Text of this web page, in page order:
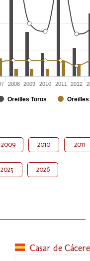
Oreilles Toros
2008 2009 2010 2011 2012
2009 2010 2011
2025 2026
Casar de